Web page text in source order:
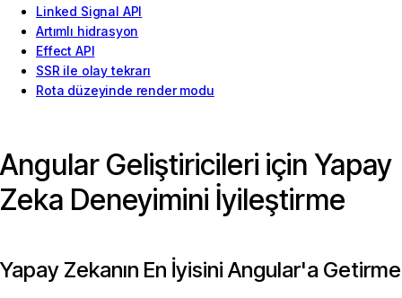
Linked Signal API
Artımlı hidrasyon
Effect API
SSR ile olay tekrarı
Rota düzeyinde render modu
Angular Geliştiricileri için Yapay
Zeka Deneyimini İyileştirme
Yapay Zekanın En İyisini Angular'a Getirme